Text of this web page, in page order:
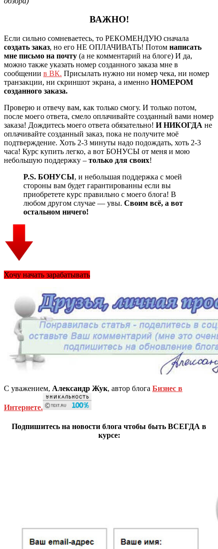
ВАЖНО!
Если сильно сомневаетесь, то РЕКОМЕНДУЮ сначала
создать заказ, но его НЕ ОПЛАЧИВАТЬ! Потом написать
мне письмо на почту (а не комментарий на блоге) И да,
можно также указать номер созданного заказа мне в
сообщении в ВК. Присылать нужно ни номер чека, ни номер
транзакции, ни скриншот экрана, а именно НОМЕРОМ
созданного заказа.
Проверю и отвечу вам, как только смогу. И только потом,
после моего ответа, смело оплачивайте созданный вами номер
заказа! Дождитесь моего ответа обязательно! И НИКОГДА не
оплачивайте созданный заказ, пока не получите моё
подтверждение. Хоть 2-3 минуты надо подождать, хоть 2-3
часа! Курс купить легко, а вот БОНУСЫ от меня и мою
небольшую поддержку – только для своих!
P.S. БОНУСЫ, и небольшая поддержка с моей
стороны вам будет гарантированны если вы
приобретете курс правильно с моего блога! В
любом другом случае — увы. Своим всё, а вот
остальном ничего!
Хочу начать зарабатывать
С уважением, Александр Жук, автор блога Бизнес в
Интернете.
Подпишитесь на новости блога чтобы быть ВСЕГДА в
курсе: